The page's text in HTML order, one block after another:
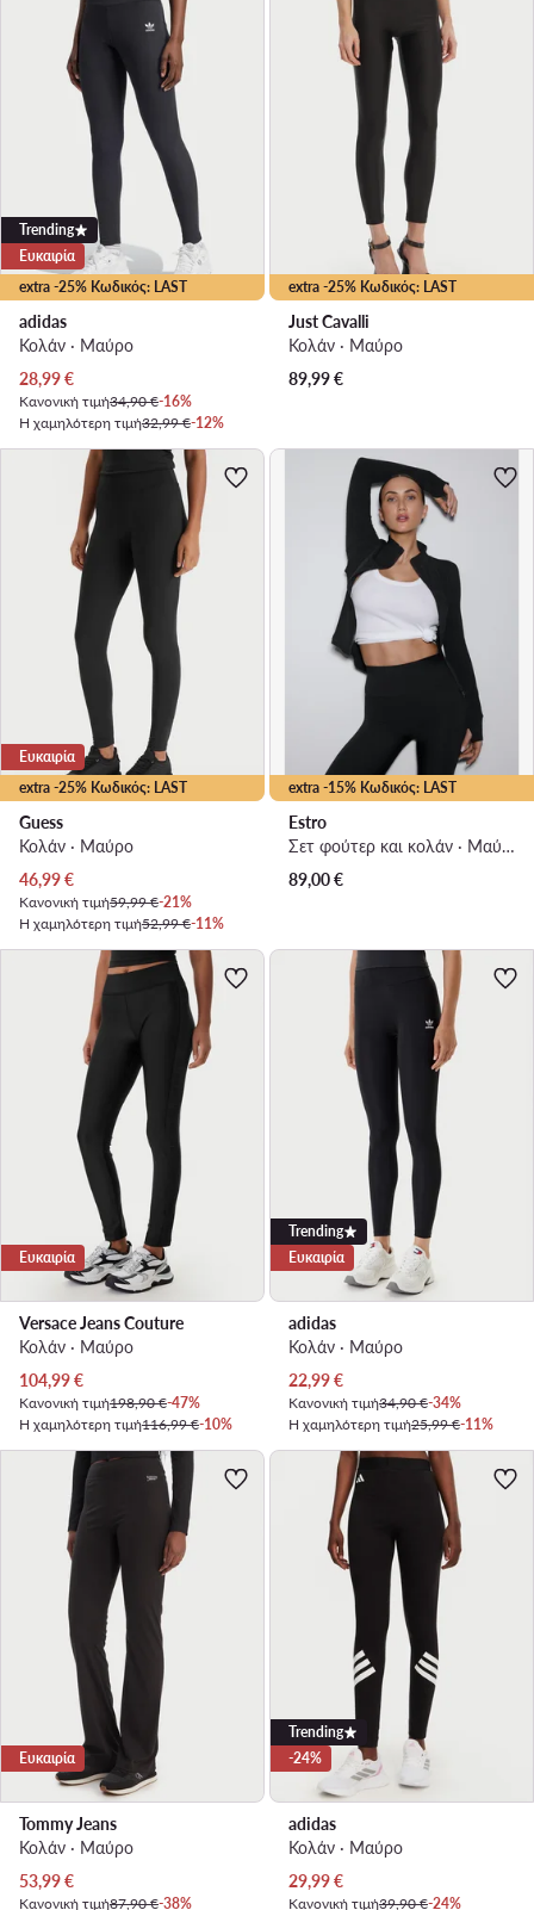
extra -25% Κωδικός: LAST
Trending
Ευκαιρία
adidas
Κολάν · Μαύρο
Τρέχουσα τιμή
28,99€
Κανονική τιμή34,90 €-16%
Η χαμηλότερη τιμή32,99 €-12%
extra -25% Κωδικός: LAST
Just Cavalli
Κολάν · Μαύρο
89,99€
extra -25% Κωδικός: LAST
Ευκαιρία
Guess
Κολάν · Μαύρο
Τρέχουσα τιμή
46,99€
Κανονική τιμή59,99 €-21%
Η χαμηλότερη τιμή52,99 €-11%
extra -15% Κωδικός: LAST
Estro
Σετ φούτερ και κολάν · Μαύρο
89,00€
Ευκαιρία
Versace Jeans Couture
Κολάν · Μαύρο
Τρέχουσα τιμή
104,99€
Κανονική τιμή198,90 €-47%
Η χαμηλότερη τιμή116,99 €-10%
Trending
Ευκαιρία
adidas
Κολάν · Μαύρο
Τρέχουσα τιμή
22,99€
Κανονική τιμή34,90 €-34%
Η χαμηλότερη τιμή25,99 €-11%
Ευκαιρία
Tommy Jeans
Κολάν · Μαύρο
Τρέχουσα τιμή
53,99€
Κανονική τιμή87,90 €-38%
Trending
-24%
adidas
Κολάν · Μαύρο
Τρέχουσα τιμή
29,99€
Κανονική τιμή39,90 €-24%